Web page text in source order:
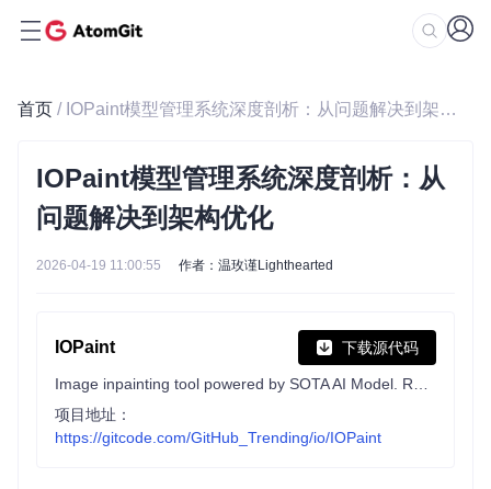
首页 / IOPaint模型管理系统深度剖析：从问题解决到架构优化
IOPaint模型管理系统深度剖析：从
问题解决到架构优化
2026-04-19 11:00:55 作者：温玫谨Lighthearted
IOPaint 下载源代码
项目地址：
https://gitcode.com/GitHub_Trending/io/IOPaint